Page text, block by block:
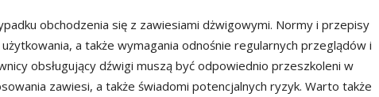
obchodzenia się z zawiesiami dżwigowymi. Normy i przepisy
a także wymagania odnośnie regularnych przeglądów i
obsługujący dźwigi muszą być odpowiednio przeszkoleni w
zawiesi, a także świadomi potencjalnych ryzyk. Warto także